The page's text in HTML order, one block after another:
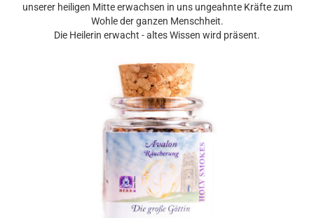
unserer heiligen Mitte erwachsen in uns ungeahnte Kräfte zum
Wohle der ganzen Menschheit.
Die Heilerin erwacht - altes Wissen wird präsent.